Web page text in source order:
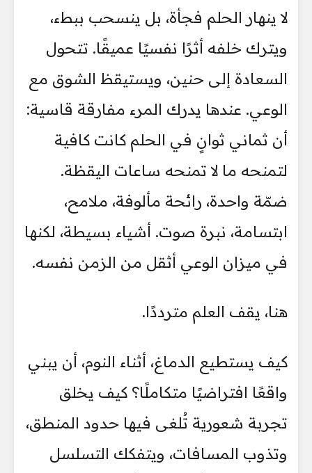
لا ينهار الحلم فجأة، بل ينسحب ببطء،
ويترك خلفه أثرًا نفسيًا عميقًا. تتحول
السعادة إلى حنين، ويستيقظ الشوق مع
الوعي. عندها يدرك المرء مفارقة قاسية:
أن ثماني ثوانٍ في الحلم كانت كافية
لتمنحه ما لا تمنحه ساعات اليقظة.
ضمّة واحدة، رائحة مألوفة، ملامح،
ابتسامة، نبرة صوت. أشياء بسيطة، لكنها
في ميزان الوعي أثقل من الزمن نفسه.
هنا، يقف العلم مترددًا.
كيف يستطيع الدماغ، أثناء النوم، أن يبني
واقعًا افتراضيًا متكاملًا؟ كيف يخلق
تجربة شعورية تُلغى فيها حدود المنطق،
وتذوب المسافات، ويتفكك التسلسل